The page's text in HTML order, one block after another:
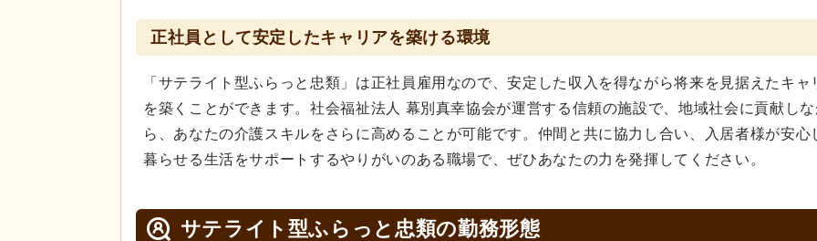
正社員として安定したキャリアを築ける環境
「サテライト型ふらっと忠類」は正社員雇用なので、安定した収入を得ながら将来を見据えたキャ
を築くことができます。社会福祉法人 幕別真幸協会が運営する信頼の施設で、地域社会に貢献し
ら、あなたの介護スキルをさらに高めることが可能です。仲間と共に協力し合い、入居者様が安心
暮らせる生活をサポートするやりがいのある職場で、ぜひあなたの力を発揮してください。
サテライト型ふらっと忠類の勤務形態